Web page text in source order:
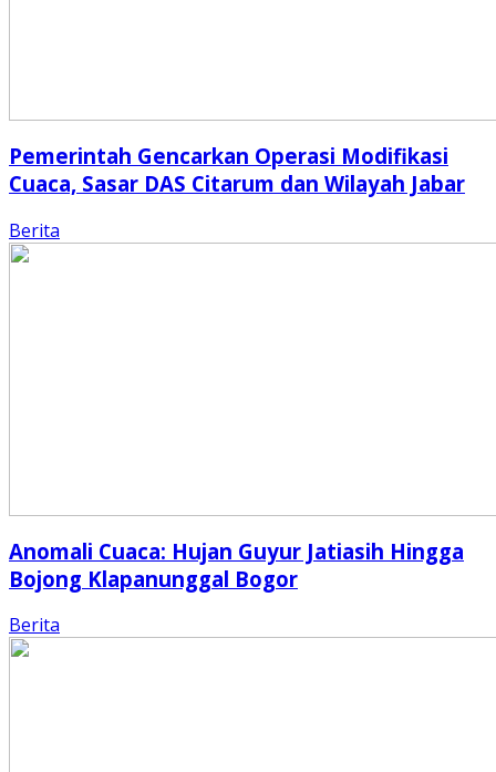
Pemerintah Gencarkan Operasi Modifikasi
Cuaca, Sasar DAS Citarum dan Wilayah Jabar
Berita
Anomali Cuaca: Hujan Guyur Jatiasih Hingga
Bojong Klapanunggal Bogor
Berita